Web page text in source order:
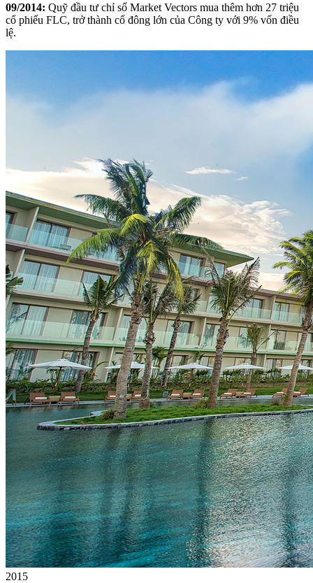
09/2014: Quỹ đầu tư chỉ số Market Vectors mua thêm hơn 27 triệu
cổ phiếu FLC, trở thành cổ đông lớn của Công ty với 9% vốn điều
lệ.
2015